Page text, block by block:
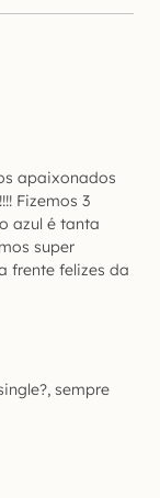
apaixonados
Fizemos 3
azul é tanta
super
frente felizes da
sempre